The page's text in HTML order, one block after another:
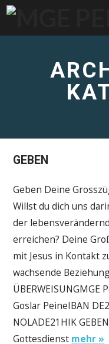
GEBEN
Geben Deine
Willst du dich uns
der
erreichen? Deine
mit Jesus in Kontakt
wachsende
ÜBERWEISUNGMGE
Goslar PeineIBAN
NOLADE21HIK
Gottesdienst mehr »